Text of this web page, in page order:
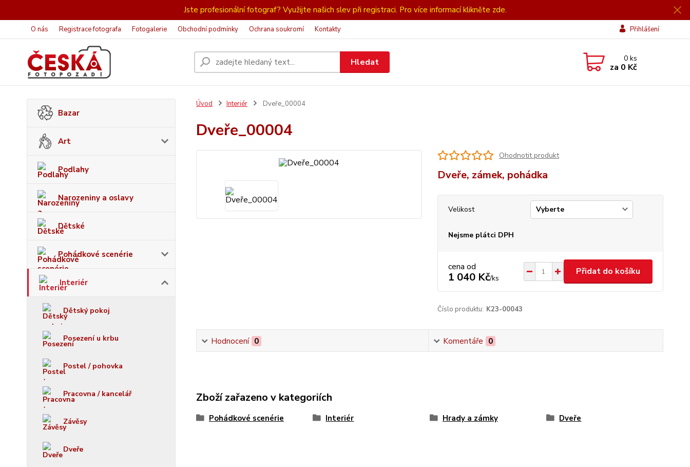
Jste profesionální fotograf? Využijte našich slev při registraci. Pro více informací klikněte zde.
O nás Registrace fotografa Fotogalerie Obchodní podmínky Ochrana soukromí Kontakty Přihlášení
Hledat 0ks
za 0 Kč
Bazar
Art
Podlahy
Narozeniny a oslavy
Dětské
Pohádkové scenérie
Interiér
Dětský pokoj
Posezení u krbu
Postel / pohovka
Pracovna / kancelář
Závěsy
Dveře
Úvod Interiér Dveře_00004
Dveře_00004
Ohodnotit produkt
Dveře, zámek, pohádka
Velikost
Nejsme plátci DPH
cena od
1 040 Kč/ks
Přidat do košíku
Číslo produktu: K23-00043
Hodnocení 0 Komentáře 0
Zboží zařazeno v kategoriích
Pohádkové scenérie Interiér Hrady a zámky Dveře